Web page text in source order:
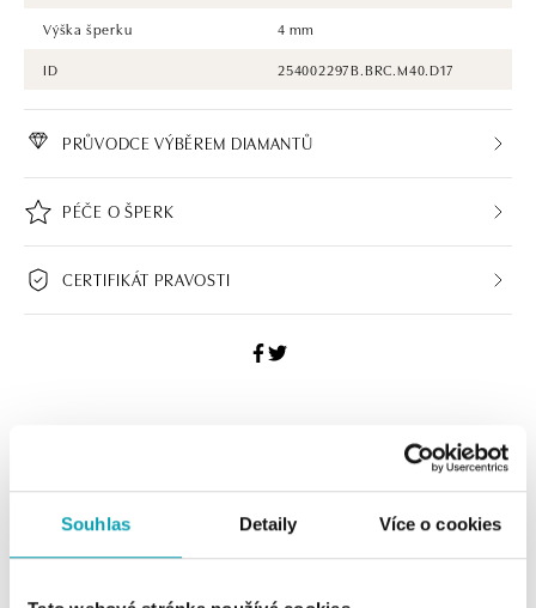
Souhlas Detaily Více o cookies
Výška šperku
4 mm
ID
254002297B.BRC.M40.D17
PRŮVODCE VÝBĚREM DIAMANTŮ
PÉČE O ŠPERK
CERTIFIKÁT PRAVOSTI
Navštivte naše butiky